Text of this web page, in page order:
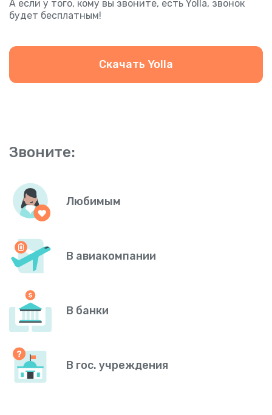
А если у того, кому вы звоните, есть Yolla, звонок
будет бесплатным!
Скачать Yolla
Звоните:
Любимым
В авиакомпании
В банки
В гос. учреждения